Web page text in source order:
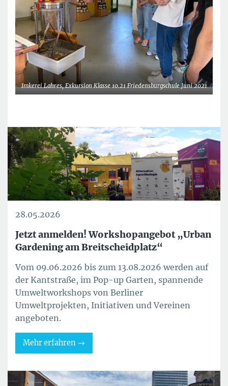
Imkerei Lahres, Exkursion Klasse 10.21 Friedensburgschule Juni 2021
28.05.2026
Jetzt anmelden! Workshopangebot „Urban
Gardening am Breitscheidplatz“
Vom 09.06.2026 bis zum 13.08.2026 werden auf
der Kantstraße, im Pop-up Garten, spannende
Umweltworkshops von Berliner
Umweltprojekten, Initiativen und Vereinen
angeboten.
Mehr erfahren